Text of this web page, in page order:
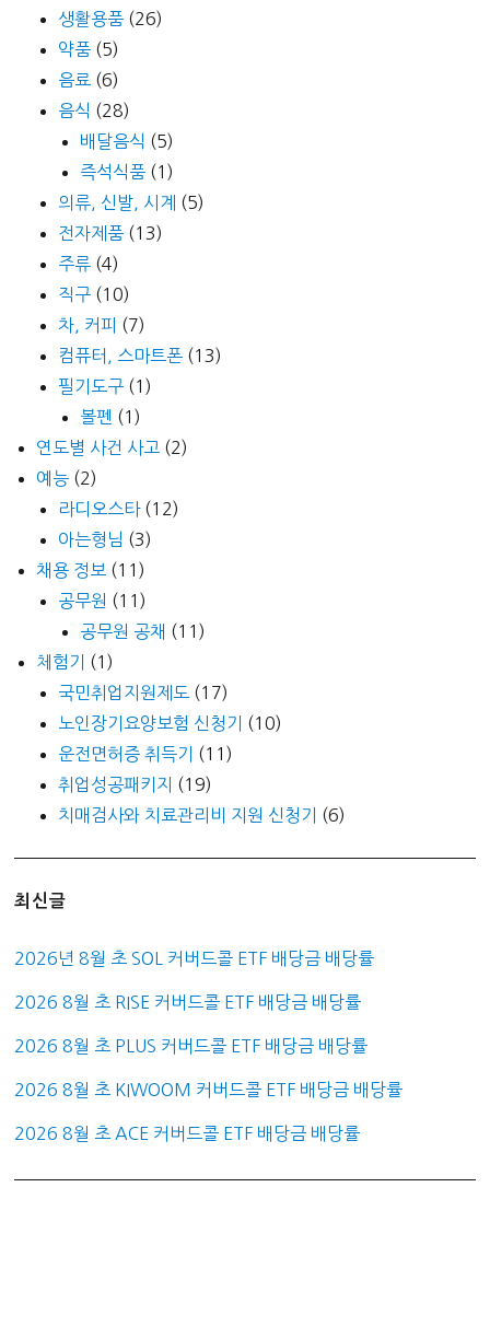
생활용품 (26)
약품 (5)
음료 (6)
음식 (28)
배달음식 (5)
즉석식품 (1)
의류, 신발, 시계 (5)
전자제품 (13)
주류 (4)
직구 (10)
차, 커피 (7)
컴퓨터, 스마트폰 (13)
필기도구 (1)
볼펜 (1)
연도별 사건 사고 (2)
예능 (2)
라디오스타(12)
아는형님 (3)
채용 정보 (11)
공무원 (11)
공무원 공채 (11)
체험기
(1)
국민취업지원제도 (17)
노인장기요양보험 신청기
(10)
운전면허증 취득기
(11)
취업성공패키지
(19)
치매검사와 치료관리비 지원 신청기
(6)
최신글
2026년 8월 초 SOL 커버드콜 ETF 배당금 배당률
2026 8월 초 RISE 커버드콜 ETF 배당금 배당률
2026 8월 초 PLUS 커버드콜 ETF 배당금 배당률
2026 8월 초 KIWOOM 커버드콜 ETF 배당금 배당률
2026 8월 초 ACE 커버드콜 ETF 배당금 배당률